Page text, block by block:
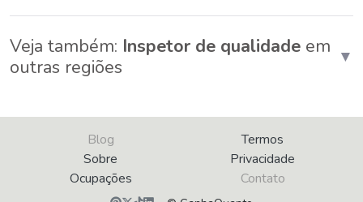
Veja também: Inspetor de qualidade em
outras regiões
▼
Blog
Sobre
Ocupações
Termos
Privacidade
Contato